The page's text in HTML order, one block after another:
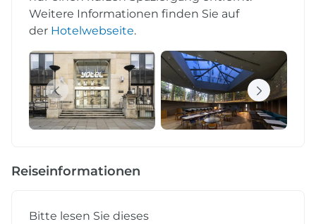
Weitere Informationen finden Sie auf
der Hotelwebseite.
Reiseinformationen
Bitte lesen Sie dieses